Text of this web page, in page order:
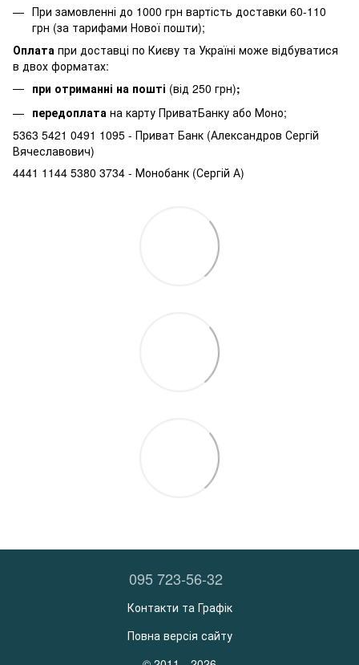
При замовленні до 1000 грн вартість доставки 60-110
грн (за тарифами Нової пошти);
Оплата при доставці по Києву та Україні може відбуватися
в двох форматах:
при отриманні на пошті (від 250 грн);
передоплата на карту ПриватБанку або Моно;
5363 5421 0491 1095 - Приват Банк (Александров Сергій
Вячеславович)
4441 1144 5380 3734 - Монобанк (Сергій А)
095 723-56-32
Контакти та Графік
Повна версія сайту